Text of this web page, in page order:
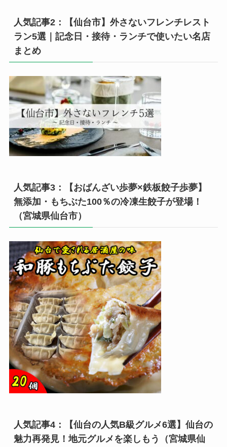
人気記事2：【仙台市】外さないフレンチレスト
ラン5選｜記念日・接待・ランチで使いたい名店
まとめ
人気記事3：【おばんざい歩夢×鉄板餃子歩夢】
無添加・もちぶた100％の冷凍生餃子が登場！
（宮城県仙台市）
人気記事4：【仙台の人気B級グルメ6選】仙台の
魅力再発見！地元グルメを楽しもう（宮城県仙